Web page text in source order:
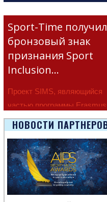
Sport-Time получил
бронзовый знак
признания Sport
Inclusion…
Проект SIMS, являющийся
частью программы
Европейско
НОВОСТИ